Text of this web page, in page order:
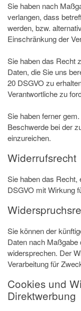
Sie haben nach
verlangen, dass
werden, bzw.
Einschränkung der
Sie haben das Recht
Daten, die Sie uns
20 DSGVO zu
Verantwortliche zu
Sie haben ferner
Beschwerde bei der
einzureichen.
Widerrufsrecht
Sie haben das Recht,
DSGVO mit Wirkung
Sie können der
Daten nach
widersprechen. Der
Verarbeitung für
Cookies und
Direktwerbung